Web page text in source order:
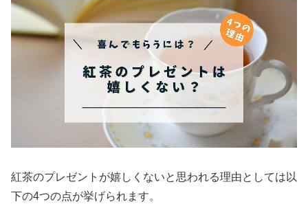
紅茶のプレゼントが嬉しくないと思われる理由としては以
下の4つの点が挙げられます。